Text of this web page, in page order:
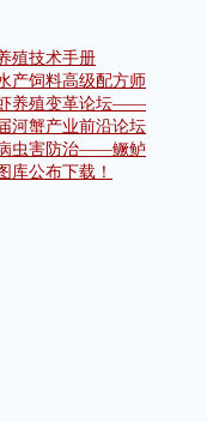
殖技术手册
产饲料高级配方师
虾养殖变革论坛——
河蟹产业前沿论坛
虫害防治——鳜鲈
库公布下载！